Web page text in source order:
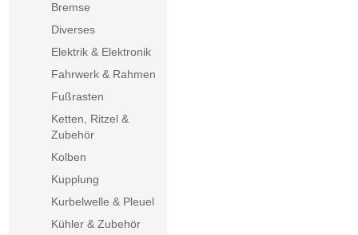
Bremse
Diverses
Elektrik & Elektronik
Fahrwerk & Rahmen
Fußrasten
Ketten, Ritzel &
Zubehör
Kolben
Kupplung
Kurbelwelle & Pleuel
Kühler & Zubehör